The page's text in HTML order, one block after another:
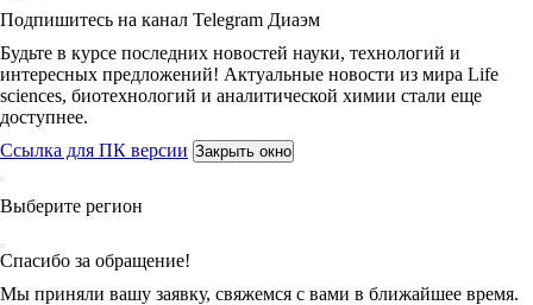
Подпишитесь на канал Telegram Диаэм
Будьте в курсе последних новостей науки, технологий и
интересных предложений! Актуальные новости из мира Life
sciences, биотехнологий и аналитической химии стали еще
доступнее.
Ссылка для ПК версии Закрыть окно
Выберите регион
Спасибо за обращение!
Мы приняли вашу заявку, свяжемся с вами в ближайшее время.